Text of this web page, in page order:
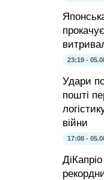
23:19 -
Удари
пошті
війни
17:08 -